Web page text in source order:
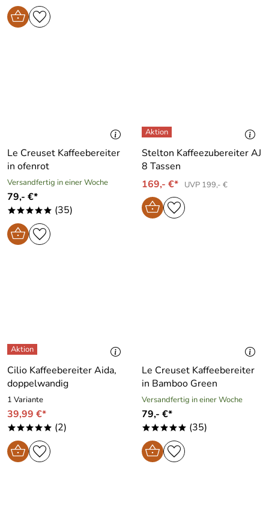
Le Creuset Kaffeebereiter
in ofenrot
Versandfertig in einer Woche
79,- €*
***** (35)
Stelton Kaffeezubereiter AJ
8 Tassen
169,- €*
UVP 199,- €
Cilio Kaffeebereiter Aida,
doppelwandig
1 Variante
39,99 €*
***** (2)
Le Creuset Kaffeebereiter
in Bamboo Green
Versandfertig in einer Woche
79,- €*
***** (35)